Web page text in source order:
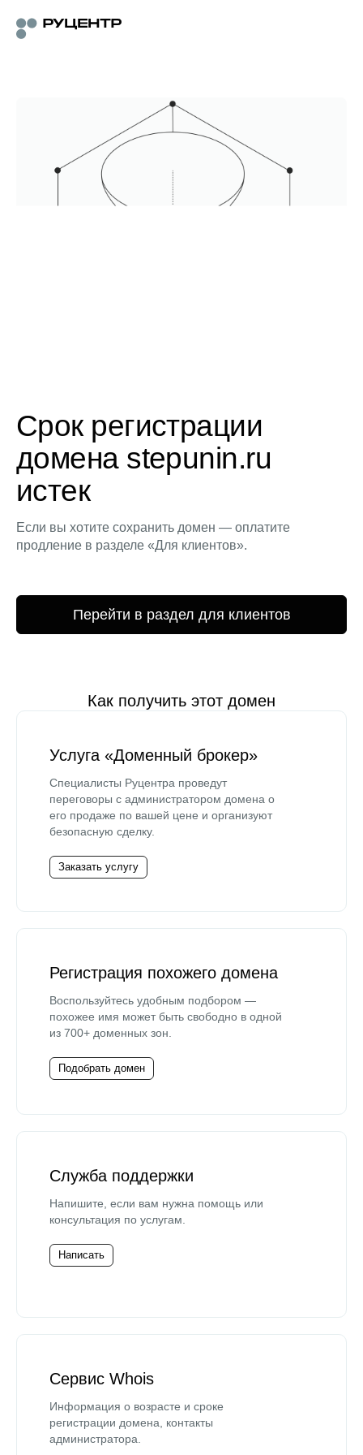
Срок регистрации
домена stepunin.ru
истек
Если вы хотите сохранить домен — оплатите
продление в разделе «Для клиентов».
Перейти в раздел для клиентов
Как получить этот домен
Услуга «Доменный брокер»
Специалисты Руцентра проведут
переговоры с администратором домена о
его продаже по вашей цене и организуют
безопасную сделку.
Заказать услугу
Регистрация похожего домена
Воспользуйтесь удобным подбором —
похожее имя может быть свободно в одной
из 700+ доменных зон.
Подобрать домен
Служба поддержки
Напишите, если вам нужна помощь или
консультация по услугам.
Написать
Сервис Whois
Информация о возрасте и сроке
регистрации домена, контакты
администратора.